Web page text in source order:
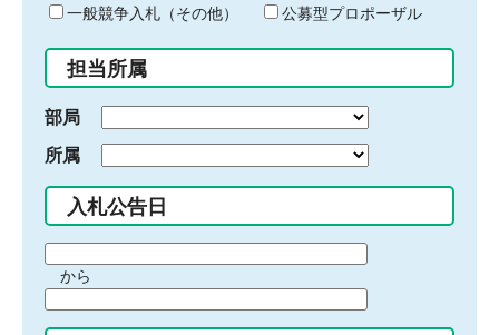
ド
入
力
一般競争入札（その他）
公募型プロポーザル
担当所属
部局
所属
入札公告日
間
始
から
間